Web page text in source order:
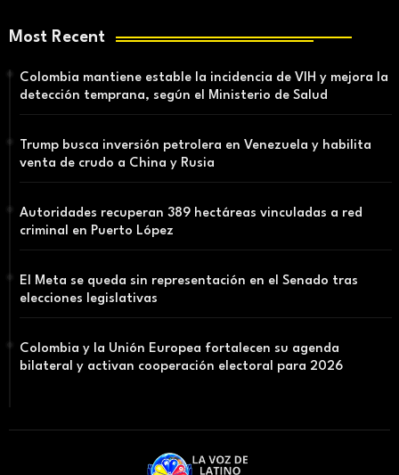
Most Recent
Colombia mantiene estable la incidencia de VIH y mejora la
detección temprana, según el Ministerio de Salud
Trump busca inversión petrolera en Venezuela y habilita
venta de crudo a China y Rusia
Autoridades recuperan 389 hectáreas vinculadas a red
criminal en Puerto López
El Meta se queda sin representación en el Senado tras
elecciones legislativas
Colombia y la Unión Europea fortalecen su agenda
bilateral y activan cooperación electoral para 2026